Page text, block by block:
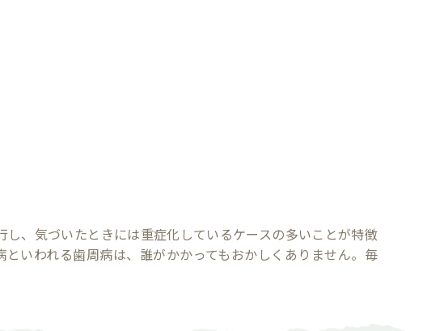
、気づいたときには重症化しているケースの多いことが特徴
いわれる歯周病は、誰がかかってもおかしくありません。毎